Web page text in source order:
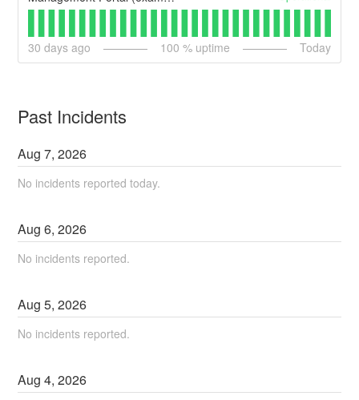
30 days ago 100 % uptime Today
Past Incidents
Aug7,2026
No incidents reported today.
Aug6,2026
No incidents reported.
Aug5,2026
No incidents reported.
Aug4,2026